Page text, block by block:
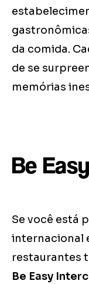
da comida.
de se
memórias
Be Easy
Se você está
internacional
restaurantes
Be Easy